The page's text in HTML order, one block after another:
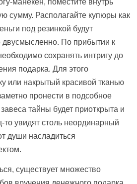
манекен, поместите внутрь
сумму. Располагайте купюры как
под резинкой будут
двусмысленно. По прибытии к
сохранять интригу до
подарка. Для этого
или накрытый красивой тканью
пронести в подсобное
тайны будет приоткрыта и
увидят столь неординарный
души насладиться
существует множество